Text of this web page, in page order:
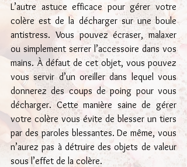
L’autre astuce efficace pour gérer votre
colère est de la décharger sur une boule
antistress. Vous pouvez écraser, malaxer
ou simplement serrer l’accessoire dans vos
mains. À défaut de cet objet, vous pouvez
vous servir d’un oreiller dans lequel vous
donnerez des coups de poing pour vous
décharger. Cette manière saine de gérer
votre colère vous évite de blesser un tiers
par des paroles blessantes. De même, vous
n’aurez pas à détruire des objets de valeur
sous l’effet de la colère.